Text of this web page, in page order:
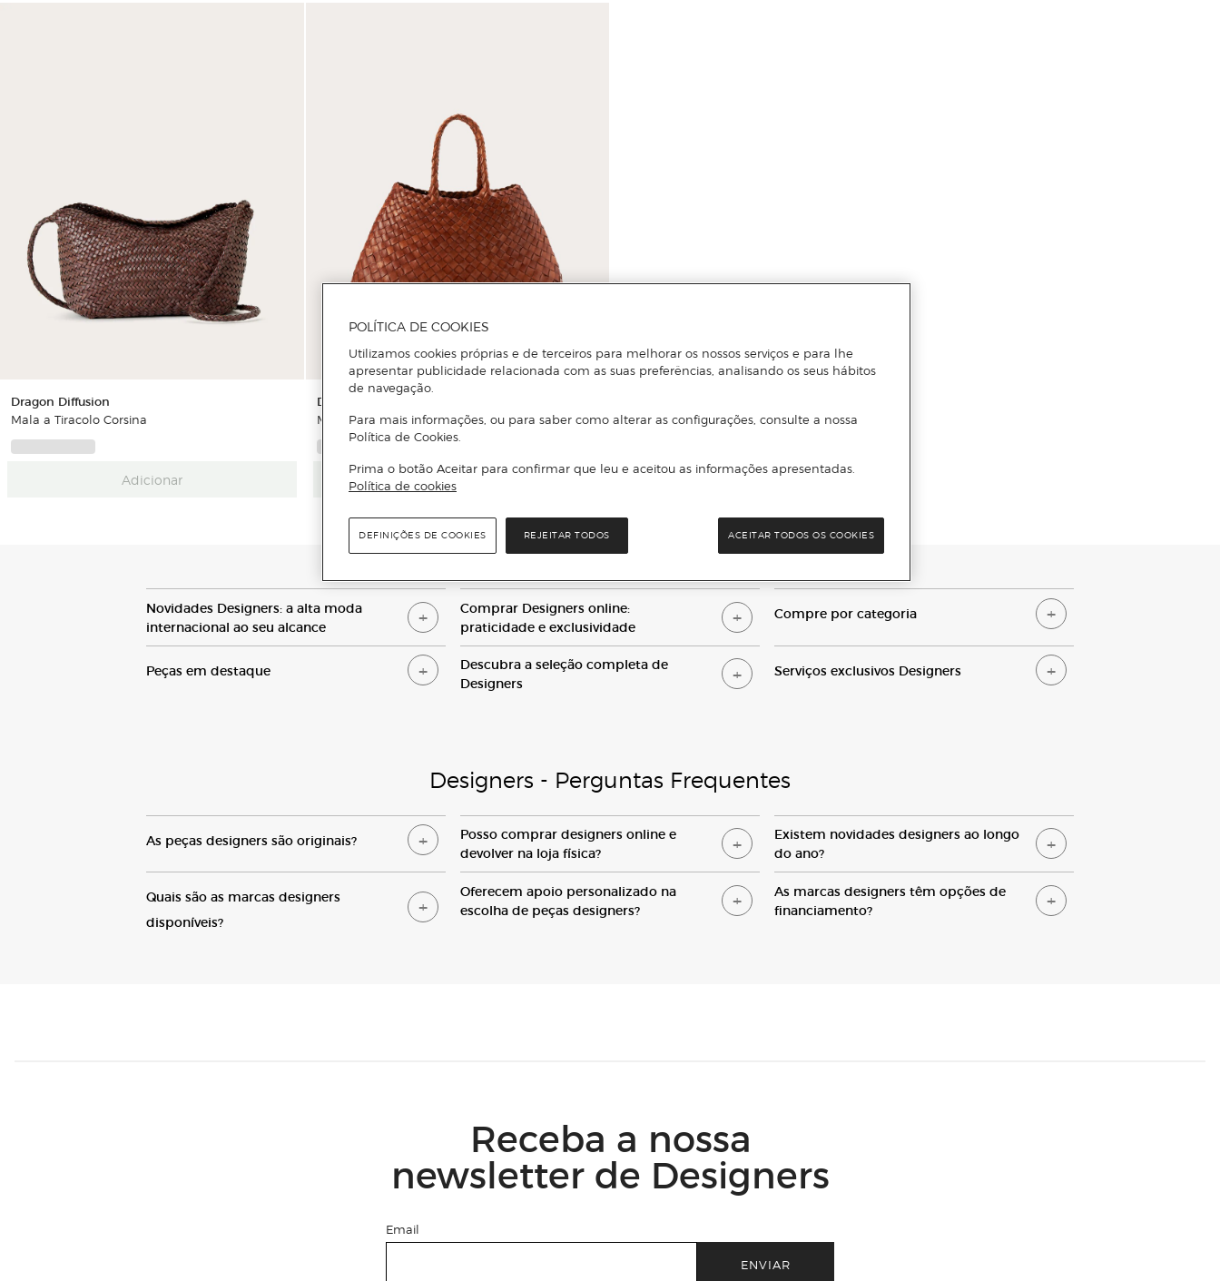
Dragon Diffusion
Mala a Tiracolo Corsina
Adicionar
Dragon Diffusion
Mala Shopper Pequena Santa Cruz de Pele
Adicionar
Novidades Designers: a alta moda
internacional ao seu alcance
Comprar Designers online:
praticidade e exclusividade
Compre por categoria
Peças em destaque Descubra a seleção completa de
Designers
Serviços exclusivos Designers
Designers - Perguntas Frequentes
As peças designers são originais? Posso comprar designers online e
devolver na loja física?
Existem novidades designers ao longo
do ano?
Quais são as marcas designers
disponíveis?
Oferecem apoio personalizado na
escolha de peças designers?
As marcas designers têm opções de
financiamento?
Receba a nossa
newsletter de Designers
Email
ENVIAR
POLÍTICA DE COOKIES
Utilizamos cookies próprias e de terceiros para melhorar os nossos serviços e para lhe
apresentar publicidade relacionada com as suas preferências, analisando os seus hábitos
de navegação.
Para mais informações, ou para saber como alterar as configurações, consulte a nossa
Política de Cookies.
Prima o botão Aceitar para confirmar que leu e aceitou as informações apresentadas.
Política de cookies
REJEITAR TODOS ACEITAR TODOS OS COOKIES
DEFINIÇÕES DE COOKIES